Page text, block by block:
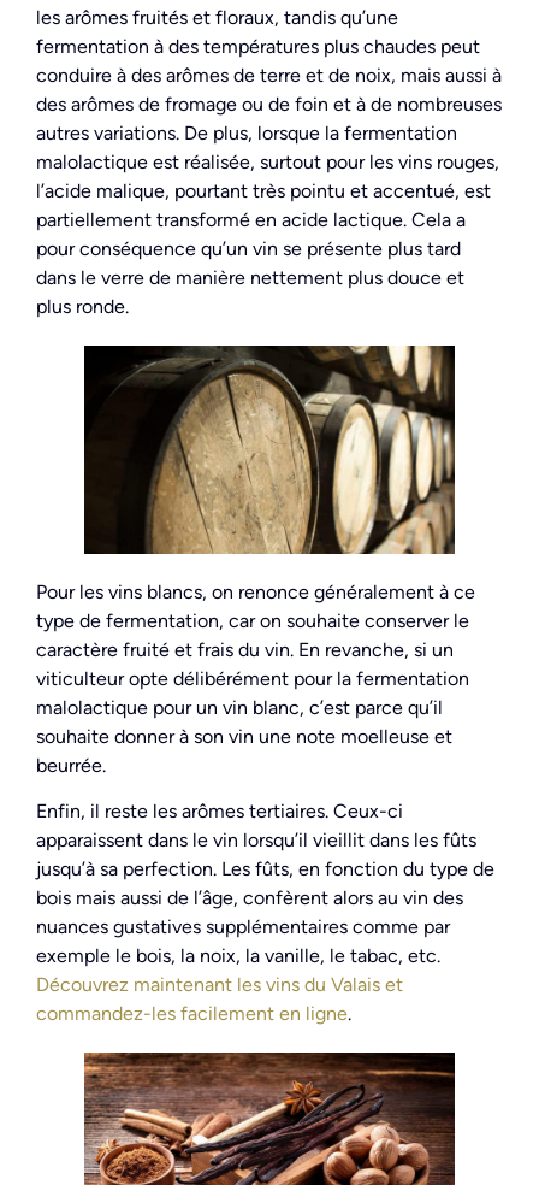
les arômes fruités et floraux, tandis qu’une
fermentation à des températures plus chaudes peut
conduire à des arômes de terre et de noix, mais aussi à
des arômes de fromage ou de foin et à de nombreuses
autres variations. De plus, lorsque la fermentation
malolactique est réalisée, surtout pour les vins rouges,
l’acide malique, pourtant très pointu et accentué, est
partiellement transformé en acide lactique. Cela a
pour conséquence qu’un vin se présente plus tard
dans le verre de manière nettement plus douce et
plus ronde.
Pour les vins blancs, on renonce généralement à ce
type de fermentation, car on souhaite conserver le
caractère fruité et frais du vin. En revanche, si un
viticulteur opte délibérément pour la fermentation
malolactique pour un vin blanc, c’est parce qu’il
souhaite donner à son vin une note moelleuse et
beurrée.
Enfin, il reste les arômes tertiaires. Ceux-ci
apparaissent dans le vin lorsqu’il vieillit dans les fûts
jusqu’à sa perfection. Les fûts, en fonction du type de
bois mais aussi de l’âge, confèrent alors au vin des
nuances gustatives supplémentaires comme par
exemple le bois, la noix, la vanille, le tabac, etc.
Découvrez maintenant les vins du Valais et
commandez-les facilement en ligne.